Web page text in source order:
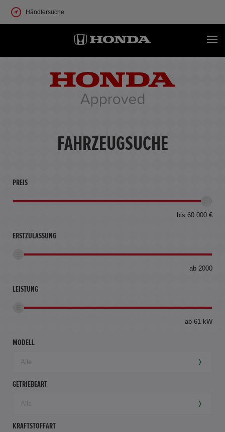
Händlersuche
FAHRZEUGSUCHE
PREIS
bis 60.000 €
ERSTZULASSUNG
ab 2000
LEISTUNG
ab 61 kW
MODELL
GETRIEBEART
KRAFTSTOFFART